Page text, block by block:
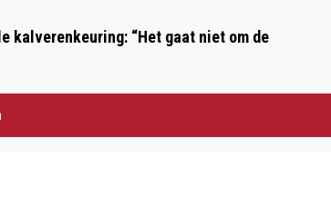
kalverenkeuring: “Het gaat niet om de